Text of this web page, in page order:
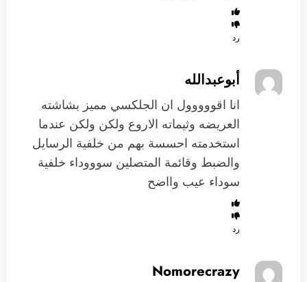
رد
أبوعبدالله
انا اقووووول ان الجلكسي مميز بشاشته
العريضه وثيماته الاروع ولكن ولكن عندما
استخدمته احسسة بهم من خلفية الرسايل
والضبط وقائمة المتصلين سوووداء خلفية
سوداء عيب وااضح
رد
Nomorecrazy